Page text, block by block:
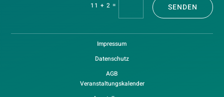
11 + 2 = SENDEN
Impressum
Datenschutz
AGB
Veranstaltungskalender